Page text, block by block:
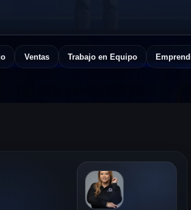
Ventas Trabajo en Equipo